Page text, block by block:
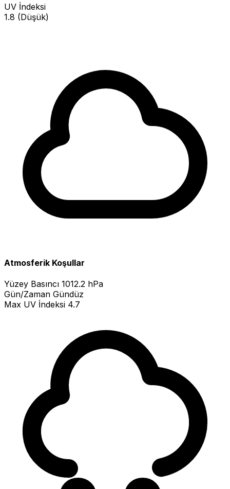
UV İndeksi
1.8 (Düşük)
Atmosferik Koşullar
Yüzey Basıncı 1012.2 hPa
Gün/Zaman Gündüz
Max UV İndeksi 4.7